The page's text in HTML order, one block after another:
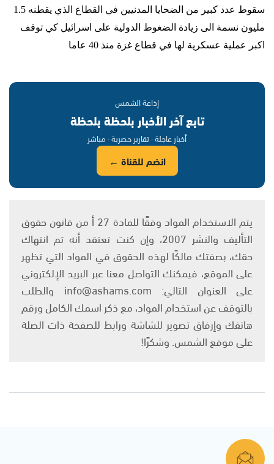
سقوط عدد كبير من الضحايا المدنيين في القطاع الذي يقطنه 1.5
مليون نسمة الى زيادة الضغوط الدولية على اسرائيل كي توقف
اكبر عملية عسكرية لها في قطاع غزة منذ 40 عاما
إذاعة الشمس
تابع آخر الأخبار بلحظة بلحظة
أخبار عاجلة · تقارير حصرية · مباشر
انضم للقناة ←
يتم الاستخدام المواد وفقًا للمادة 27 أ من قانون حقوق
التأليف والنشر 2007، وإن كنت تعتقد أنه تم انتهاك
حقك، بصفتك مالكًا لهذه الحقوق في المواد التي تظهر
على الموقع، فيمكنك التواصل معنا عبر البريد الإلكتروني
على العنوان التالي: info@ashams.com والطلب
بالتوقف عن استخدام المواد، مع ذكر اسمك الكامل ورقم
هاتفك وإرفاق تصوير للشاشة ورابط للصفحة ذات الصلة
على موقع الشمس. وشكرًا!